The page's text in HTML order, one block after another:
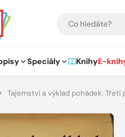
Speciály KnihyE-
Tajemství a výklad pohádek: Třetí